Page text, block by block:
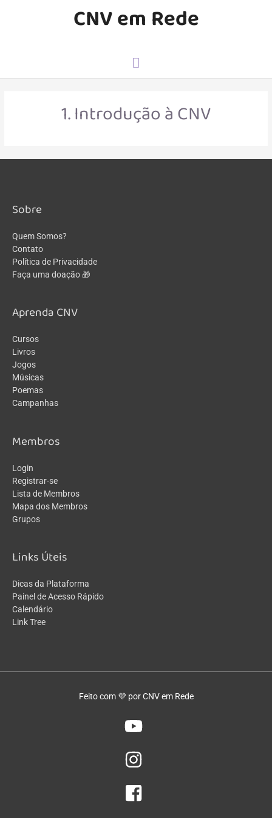
CNV em Rede
1. Introdução à CNV
Sobre
Quem Somos?
Contato
Política de Privacidade
Faça uma doação 🎁
Aprenda CNV
Cursos
Livros
Jogos
Músicas
Poemas
Campanhas
Membros
Login
Registrar-se
Lista de Membros
Mapa dos Membros
Grupos
Links Úteis
Dicas da Plataforma
Painel de Acesso Rápido
Calendário
Link Tree
Feito com 💜 por CNV em Rede